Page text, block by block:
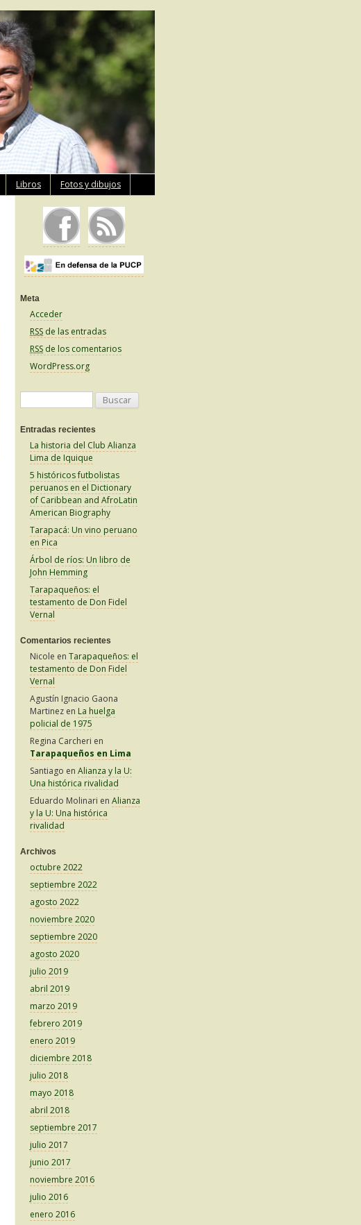
Libros Fotos y dibujos
Meta
Acceder
RSS de las entradas
RSS de los comentarios
WordPress.org
sEntradas recientes
La historia del Club Alianza
Lima de Iquique
5 históricos futbolistas
peruanos en el Dictionary
of Caribbean and AfroLatin
American Biography
Tarapacá: Un vino peruano
en Pica
Árbol de ríos: Un libro de
John Hemming
Tarapaqueños: el
testamento de Don Fidel
Vernal
Comentarios recientes
Nicole enTarapaqueños: el
testamento de Don Fidel
Vernal
Agustín Ignacio Gaona
Martinez en La huelga
policial de 1975
Regina Carcheri en
Tarapaqueños en Lima
Santiago enAlianza y la U:
Una histórica rivalidad
Eduardo Molinari enAlianza
y la U: Una histórica
rivalidad
Archivos
octubre 2022
septiembre 2022
agosto 2022
noviembre 2020
septiembre 2020
agosto 2020
julio 2019
abril 2019
marzo 2019
febrero 2019
enero 2019
diciembre 2018
julio 2018
mayo 2018
abril 2018
septiembre 2017
julio 2017
junio 2017
noviembre 2016
julio 2016
enero 2016